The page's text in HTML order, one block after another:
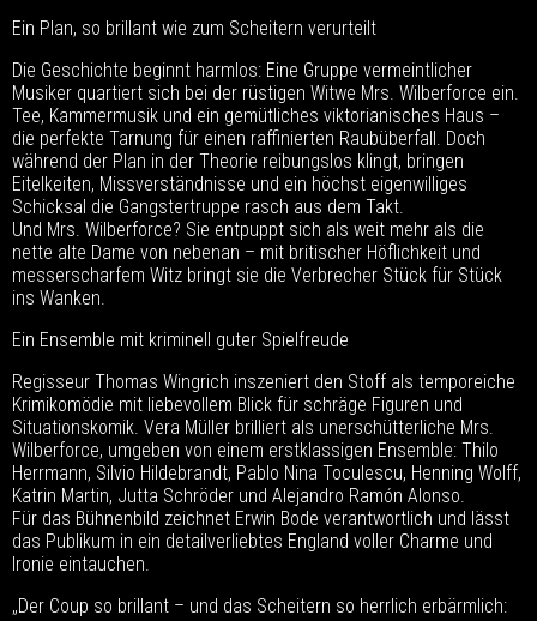
Ein Plan, so brillant wie zum Scheitern verurteilt
Die Geschichte beginnt harmlos: Eine Gruppe vermeintlicher
Musiker quartiert sich bei der rüstigen Witwe Mrs. Wilberforce ein.
Tee, Kammermusik und ein gemütliches viktorianisches Haus –
die perfekte Tarnung für einen raffinierten Raubüberfall. Doch
während der Plan in der Theorie reibungslos klingt, bringen
Eitelkeiten, Missverständnisse und ein höchst eigenwilliges
Schicksal die Gangstertruppe rasch aus dem Takt.
Und Mrs. Wilberforce? Sie entpuppt sich als weit mehr als die
nette alte Dame von nebenan – mit britischer Höflichkeit und
messerscharfem Witz bringt sie die Verbrecher Stück für Stück
ins Wanken.
Ein Ensemble mit kriminell guter Spielfreude
Regisseur Thomas Wingrich inszeniert den Stoff als temporeiche
Krimikomödie mit liebevollem Blick für schräge Figuren und
Situationskomik. Vera Müller brilliert als unerschütterliche Mrs.
Wilberforce, umgeben von einem erstklassigen Ensemble: Thilo
Herrmann, Silvio Hildebrandt, Pablo Nina Toculescu, Henning Wolff,
Katrin Martin, Jutta Schröder und Alejandro Ramón Alonso.
Für das Bühnenbild zeichnet Erwin Bode verantwortlich und lässt
das Publikum in ein detailverliebtes England voller Charme und
Ironie eintauchen.
„Der Coup so brillant – und das Scheitern so herrlich erbärmlich: